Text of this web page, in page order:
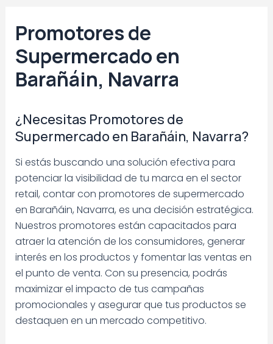
Promotores de
Supermercado en
Barañáin, Navarra
¿Necesitas Promotores de
Supermercado en Barañáin, Navarra?
Si estás buscando una solución efectiva para
potenciar la visibilidad de tu marca en el sector
retail, contar con promotores de supermercado
en Barañáin, Navarra, es una decisión estratégica.
Nuestros promotores están capacitados para
atraer la atención de los consumidores, generar
interés en los productos y fomentar las ventas en
el punto de venta. Con su presencia, podrás
maximizar el impacto de tus campañas
promocionales y asegurar que tus productos se
destaquen en un mercado competitivo.